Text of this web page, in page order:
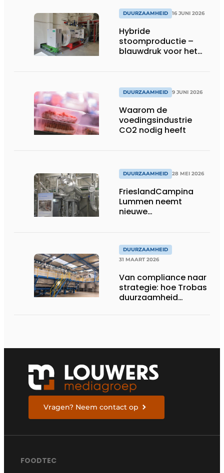
DUURZAAMHEID 16 JUNI 2026
Hybride
stoomproductie –
blauwdruk voor het
DUURZAAMHEID 9 JUNI 2026
Waarom de
voedingsindustrie
CO2 nodig heeft
DUURZAAMHEID 28 MEI 2026
FrieslandCampina
Lummen neemt
nieuwe
DUURZAAMHEID
31 MAART 2026
Van compliance naar
strategie: hoe Trobas
duurzaamheid
Vragen? Neem contact op
FOODTEC